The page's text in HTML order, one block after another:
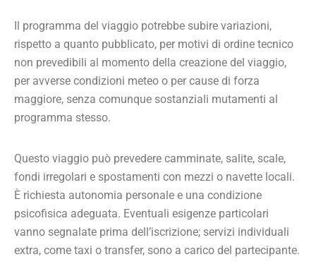
Il programma del viaggio potrebbe subire variazioni,
rispetto a quanto pubblicato, per motivi di ordine tecnico
non prevedibili al momento della creazione del viaggio,
per avverse condizioni meteo o per cause di forza
maggiore, senza comunque sostanziali mutamenti al
programma stesso.
Questo viaggio può prevedere camminate, salite, scale,
fondi irregolari e spostamenti con mezzi o navette locali.
È richiesta autonomia personale e una condizione
psicofisica adeguata. Eventuali esigenze particolari
vanno segnalate prima dell’iscrizione; servizi individuali
extra, come taxi o transfer, sono a carico del partecipante.